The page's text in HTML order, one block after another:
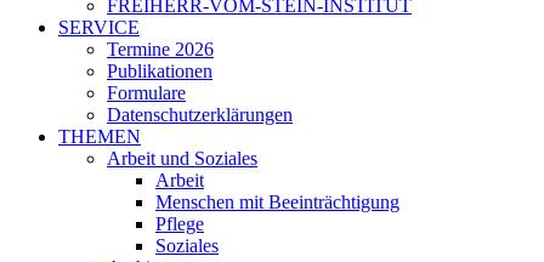
FREIHERR-VOM-STEIN-INSTITUT
SERVICE
Termine 2026
Publikationen
Formulare
Datenschutzerklärungen
THEMEN
Arbeit und Soziales
Arbeit
Menschen mit Beeinträchtigung
Pflege
Soziales